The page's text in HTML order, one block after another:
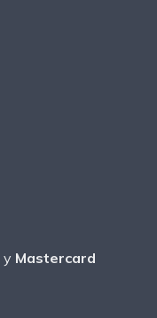
y Mastercard